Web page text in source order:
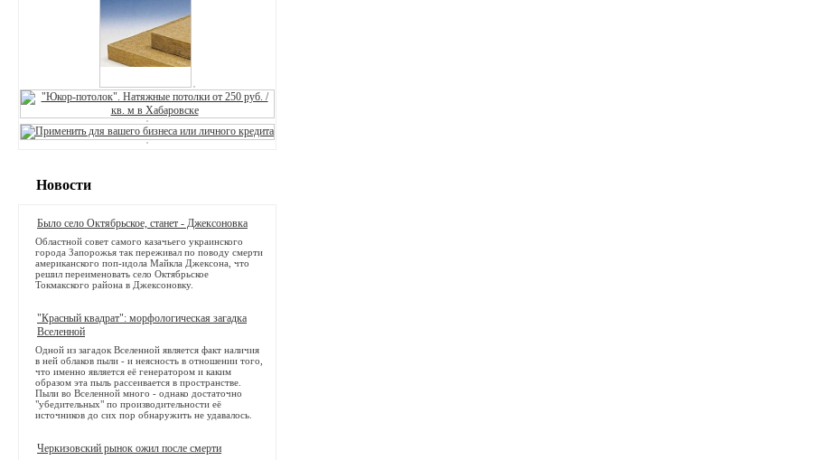
Новости
Было село Октябрьское, станет - Джексоновка
Областной совет самого казачьего украинского
города Запорожья так переживал по поводу смерти
американского поп-идола Майкла Джексона, что
решил переименовать село Октябрьское
Токмакского района в Джексоновку.
"Красный квадрат": морфологическая загадка
Вселенной
Одной из загадок Вселенной является факт наличия
в ней облаков пыли - и неясность в отношении того,
что именно является её генератором и каким
образом эта пыль рассеивается в пространстве.
Пыли во Вселенной много - однако достаточно
"убедительных" по производительности её
источников до сих пор обнаружить не удавалось.
Черкизовский рынок ожил после смерти